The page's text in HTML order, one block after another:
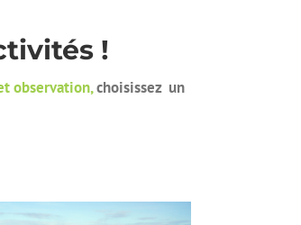
!
observation,choisissez un